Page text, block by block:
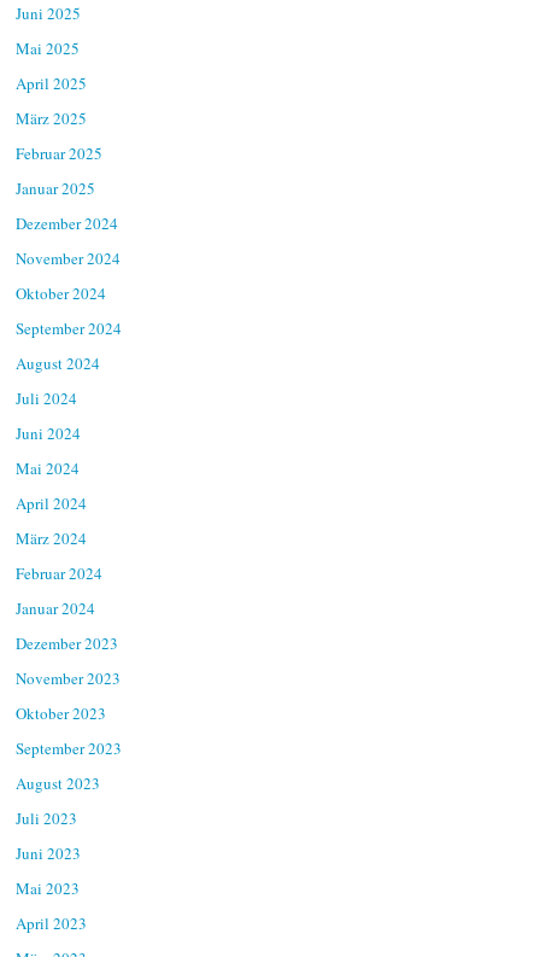
Juni 2025
Mai 2025
April 2025
März 2025
Februar 2025
Januar 2025
Dezember 2024
November 2024
Oktober 2024
September 2024
August 2024
Juli 2024
Juni 2024
Mai 2024
April 2024
März 2024
Februar 2024
Januar 2024
Dezember 2023
November 2023
Oktober 2023
September 2023
August 2023
Juli 2023
Juni 2023
Mai 2023
April 2023